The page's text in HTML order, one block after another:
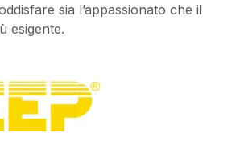
sia l’appassionato che il
esigente.